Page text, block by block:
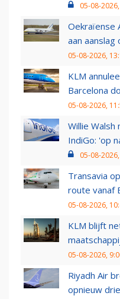
05-08-
Oekraïense
aan aanslag
05-08-2026,
KLM
Barcelona
05-08-2026,
Willie
IndiGo: 'op
05-08-
Transavia
route vanaf
05-08-2026,
KLM blijft
05-08-2026,
Riyadh Air
opnieuw